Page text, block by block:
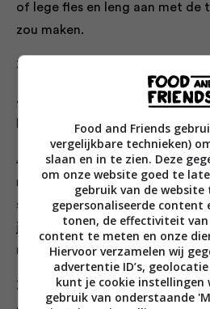
of lege fles en leng aan met de
zou maken.
3. Laat ijskoud worden in de
4. Schenk de ijsthee in een
lekker koud kunt meenemen.
Als je niet zo veel tijd hebt, kun
met een fikse scheut siroop
supersnel afkoelen met wat
je ijsthee – vandaar dat je het
maakt.
Zet je flessen bubbels, rosé en/
Food and Friends
vergelijkbare technieken)
slaan en in te zien. Deze
om onze website goed te
gebruik van de website
gepersonaliseerde content
tonen, de effectiviteit
content te meten en onze
Hiervoor verzamelen wij
advertentie ID’s,
kunt je cookie instellingen
gebruik van onderstaande